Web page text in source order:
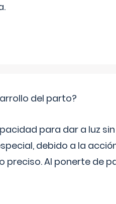
del parto?
para dar a luz
debido a la
preciso. Al ponerte de